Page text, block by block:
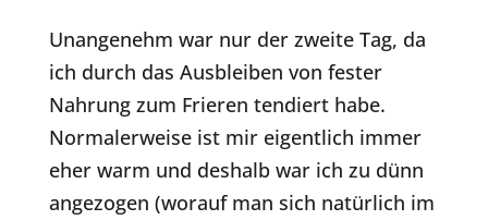
Unangenehm war nur der zweite Tag, da
ich durch das Ausbleiben von fester
Nahrung zum Frieren tendiert habe.
Normalerweise ist mir eigentlich immer
eher warm und deshalb war ich zu dünn
angezogen (worauf man sich natürlich im